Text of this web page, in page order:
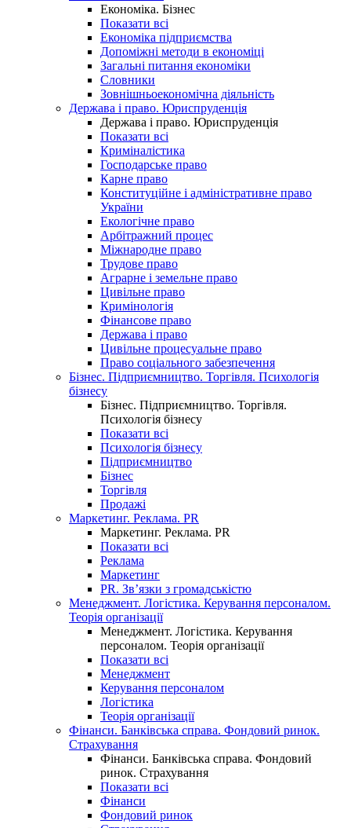
Економіка. Бізнес
Показати всі
Економіка підприємства
Допоміжні методи в економіці
Загальні питання економіки
Словники
Зовнішньоекономічна діяльність
Держава і право. Юриспруденція
Держава і право. Юриспруденція
Показати всі
Криміналістика
Господарське право
Карне право
Конституційне і адміністративне право
України
Екологічне право
Арбітражний процес
Міжнародне право
Трудове право
Аграрне і земельне право
Цивільне право
Кримінологія
Фінансове право
Держава і право
Цивільне процесуальне право
Право соціального забезпечення
Бізнес. Підприємництво. Торгівля. Психологія
бізнесу
Бізнес. Підприємництво. Торгівля.
Психологія бізнесу
Показати всі
Психологія бізнесу
Підприємництво
Бізнес
Торгівля
Продажі
Маркетинг. Реклама. PR
Маркетинг. Реклама. PR
Показати всі
Реклама
Маркетинг
PR. Зв’язки з громадськістю
Менеджмент. Логістика. Керування персоналом.
Теорія організації
Менеджмент. Логістика. Керування
персоналом. Теорія організації
Показати всі
Менеджмент
Керування персоналом
Логістика
Теорія організації
Фінанси. Банківська справа. Фондовий ринок.
Страхування
Фінанси. Банківська справа. Фондовий
ринок. Страхування
Показати всі
Фінанси
Фондовий ринок